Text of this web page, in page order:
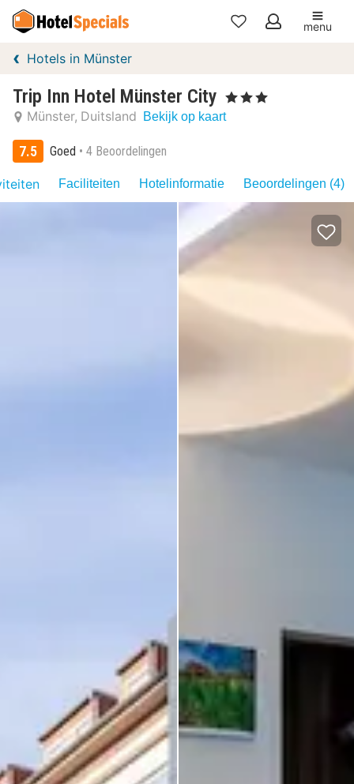
Mijn
menu
Hotels in Münster
Trip Inn Hotel Münster City , 3 Sterren
Münster Duitsland Bekijk op kaart
7.5 Goed 4 Beoordelingen
Faciliteiten Hotelinformatie Beoordelingen (4)